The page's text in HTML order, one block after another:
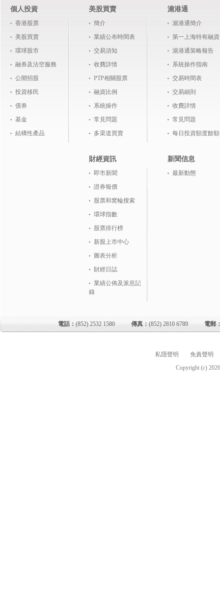
個人投資
香港股票
美股買賣
環球股市
融券及沽空服務
公開招股
投資移民
債券
基金
結構性產品
美股買賣
簡介
業績公布時間表
交易須知
收費詳情
PTP相關股票
融資比例
系統操作
常見問題
多渠道買賣
財經資訊
即市新聞
證券報價
股票和窝輪搜索
環球指數
股票排行榜
新股上市中心
圖表分析
財經日誌
業績公佈及派息記
錄
滬港通
滬港通簡介
第一上海特有融資
滬港通策略報告
系統操作指南
交易時間表
交易細則
收費詳情
常見問題
每日投資額度餘額
新聞信息
最新動態
電話： (852) 2532 1580 傳真： (852) 2810 6789 電郵
私隱聲明
免責聲明
Copyright (c)